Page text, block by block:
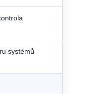
systémů